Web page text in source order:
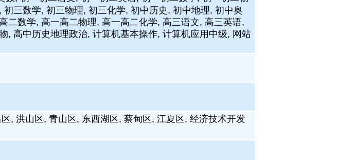
三数学, 初三物理, 初三化学, 初中历史, 初中地理, 初中奥
二数学, 高一高二物理, 高一高二化学, 高三语文, 高三英语,
, 高中历史地理政治, 计算机基本操作, 计算机应用中级, 网站
, 洪山区, 青山区, 东西湖区, 蔡甸区, 江夏区, 经济技术开发